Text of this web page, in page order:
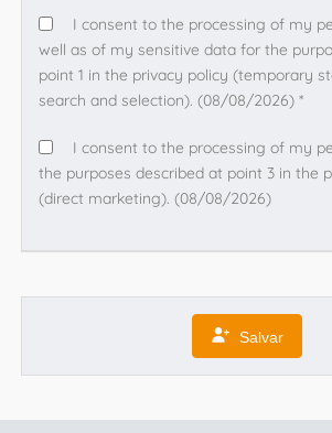
I consent to the processing of my
well as of my sensitive data for the
point 1 in the privacy policy (temporary
search and selection). (08/08/2026) *
I consent to the processing of my
the purposes described at point 3 in the
(direct marketing). (08/08/2026)
Salvar